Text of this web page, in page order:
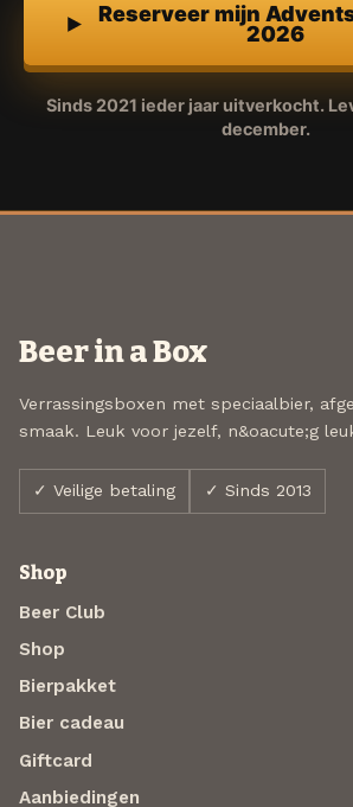
Reserveer mijn
2026
Sinds 2021 ieder jaar uitverkocht.
december.
Beer in a Box
Verrassingsboxen met speciaalbier,
smaak. Leuk voor jezelf, n&oacute;g
✓ Veilige betaling ✓ Sinds 2013
Shop
Beer Club
Shop
Bierpakket
Bier cadeau
Giftcard
Aanbiedingen